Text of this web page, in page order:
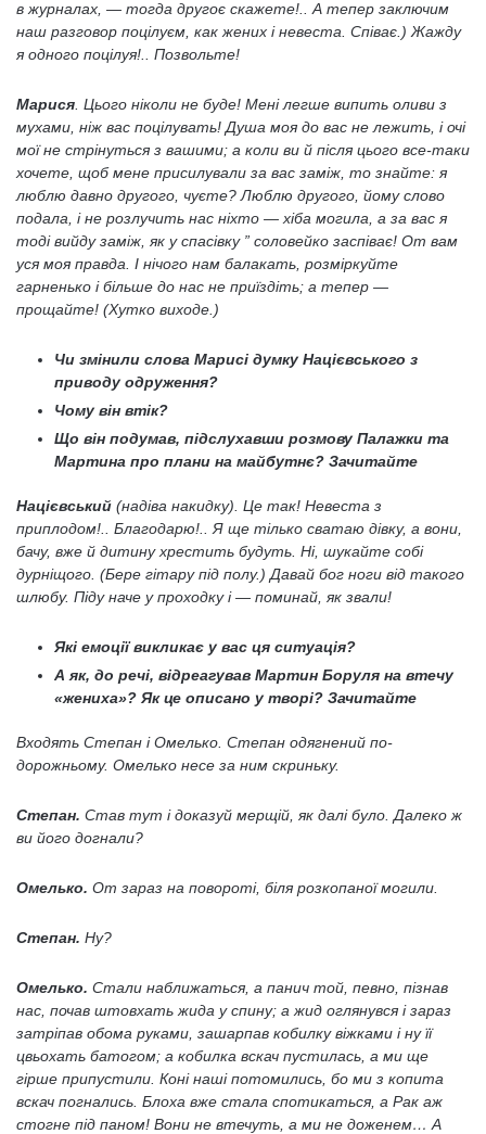
в журналах, — тогда другоє скажете!.. А тепер заключим
наш разговор поцілуєм, как жених і невеста. Співає.) Жажду
я одного поцілуя!.. Позвольте!
Марися . Цього ніколи не буде! Мені легше випить оливи з
мухами, ніж вас поцілувать! Душа моя до вас не лежить, і очі
мої не стрінуться з вашими; а коли ви й після цього все-таки
хочете, щоб мене присилували за вас заміж, то знайте: я
люблю давно другого, чуєте? Люблю другого, йому слово
подала, і не розлучить нас ніхто — хіба могила, а за вас я
тоді вийду заміж, як у спасівку ” соловейко заспіває! От вам
уся моя правда. І нічого нам балакать, розміркуйте
гарненько і більше до нас не приїздіть; а тепер —
прощайте! (Хутко виходе.)
Чи змінили слова Марисі думку Націєвського з
приводу одруження?
Чому він втік?
Що він подумав, підслухавши розмову Палажки та
Мартина про плани на майбутнє? Зачитайте
Націєвський (надіва накидку). Це так! Невеста з
приплодом!.. Благодарю!.. Я ще тілько сватаю дівку, а вони,
бачу, вже й дитину хрестить будуть. Ні, шукайте собі
дурніщого. (Бере гітару під полу.) Давай бог ноги від такого
шлюбу. Піду наче у проходку і — поминай, як звали!
Які емоції викликає у вас ця ситуація?
А як, до речі, відреагував Мартин Боруля на втечу
«жениха»? Як це описано у творі? Зачитайте
Входять Степан і Омелько. Степан одягнений по-
дорожньому. Омелько несе за ним скриньку.
Степан. Став тут і доказуй мерщій, як далі було. Далеко ж
ви його догнали?
Омелько. От зараз на повороті, біля розкопаної могили.
Степан. Ну?
Омелько. Стали наближаться, а панич той, певно, пізнав
нас, почав штовхать жида у спину; а жид оглянувся і зараз
затріпав обома руками, зашарпав кобилку віжками і ну її
цвьохать батогом; а кобилка вскач пустилась, а ми ще
гірше припустили. Коні наші потомились, бо ми з копита
вскач погнались. Блоха вже стала спотикаться, а Рак аж
стогне під паном! Вони не втечуть, а ми не доженем… А